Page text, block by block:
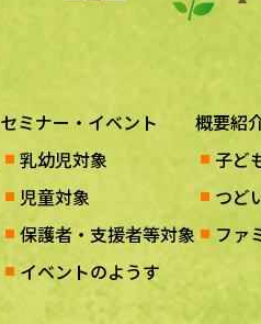
セミナー・イベント
乳幼児対象
児童対象
保護者・支援者等対象
イベントのようす
概要紹
子ど
つど
ファ